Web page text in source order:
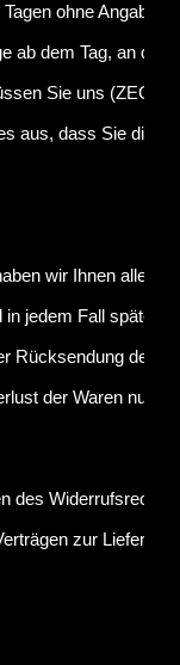
ohne Angabe
ab dem Tag, an
Sie uns (ZEGO
aus, dass Sie die
wir Ihnen alle
jedem Fall
Rücksendung der
der Waren nur
des Widerrufsrechts
zur